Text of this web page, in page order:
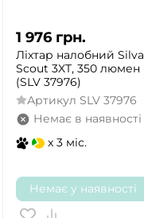
1 976 грн.
Ліхтар налобний Silva
Scout 3XT, 350 люмен
(SLV 37976)
Артикул SLV 37976
Немає в наявності
x 3 міс.
Немає у наявності